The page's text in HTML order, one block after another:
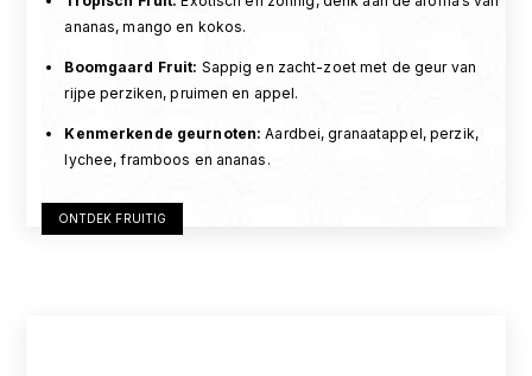
ananas, mango en kokos.
Boomgaard Fruit: Sappig en zacht-zoet met de geur van
rijpe perziken, pruimen en appel.
Kenmerkende geurnoten: Aardbei, granaatappel, perzik,
lychee, framboos en ananas.
ONTDEK FRUITIG